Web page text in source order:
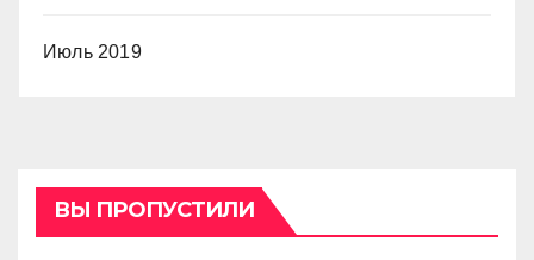
Июль 2019
ВЫ ПРОПУСТИЛИ